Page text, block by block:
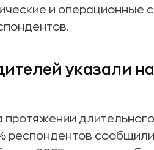
и операционные
указали на
респондентов